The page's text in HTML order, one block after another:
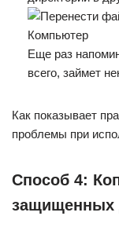
Еще раз
всего, займет
Как показывает
проблемы при
Способ 4:
защищенных